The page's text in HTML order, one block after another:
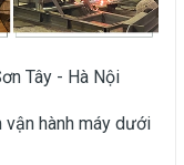
Tây - Hà Nội
vận hành máy dưới